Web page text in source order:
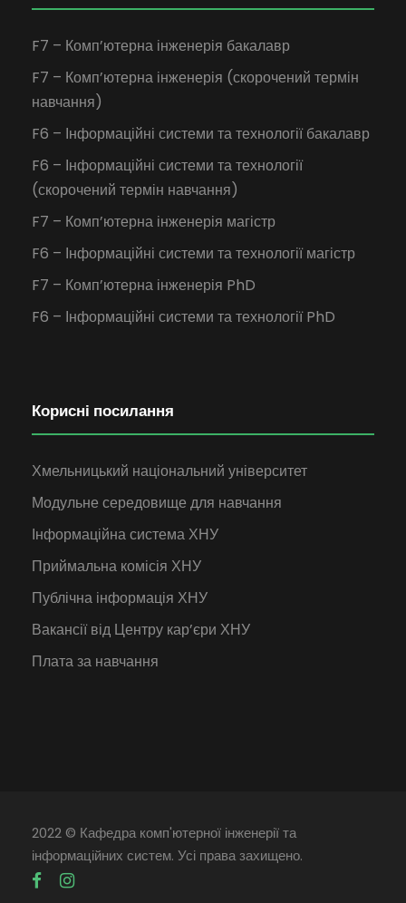
F7 – Комп’ютерна інженерія бакалавр
F7 – Комп’ютерна інженерія (скорочений термін
навчання)
F6 – Інформаційні системи та технології бакалавр
F6 – Інформаційні системи та технології
(скорочений термін навчання)
F7 – Комп’ютерна інженерія магістр
F6 – Інформаційні системи та технології магістр
F7 – Комп’ютерна інженерія PhD
F6 – Інформаційні системи та технології PhD
Корисні посилання
Хмельницький національний університет
Модульне середовище для навчання
Інформаційна система ХНУ
Приймальна комісія ХНУ
Публічна інформація ХНУ
Вакансії від Центру кар’єри ХНУ
Плата за навчання
2022 © Кафедра комп'ютерної інженерії та
інформаційних систем. Усі права захищено.